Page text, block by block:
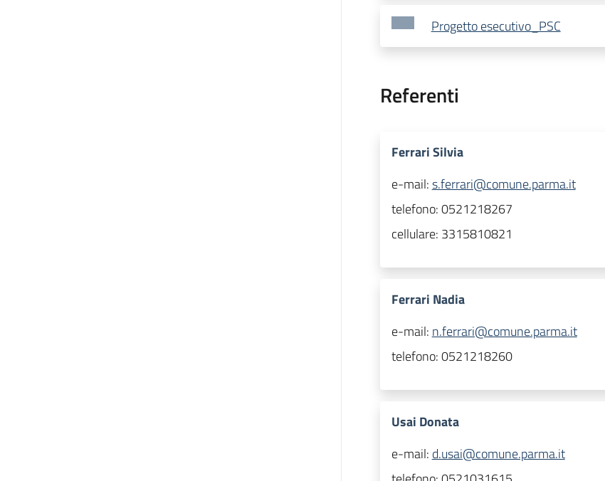
Progetto esecutivo_PSC
Referenti
Ferrari Silvia
e-mail:s.ferrari@comune.parma.it
telefono:0521218267
cellulare: 3315810821
Ferrari Nadia
e-mail: n.ferrari@comune.parma.it
telefono:0521218260
Usai Donata
e-mail: d.usai@comune.parma.it